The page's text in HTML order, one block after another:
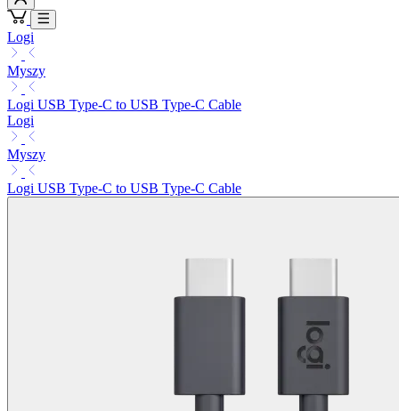
Logi
Myszy
Logi USB Type-C to USB Type-C Cable
Logi
Myszy
Logi USB Type-C to USB Type-C Cable